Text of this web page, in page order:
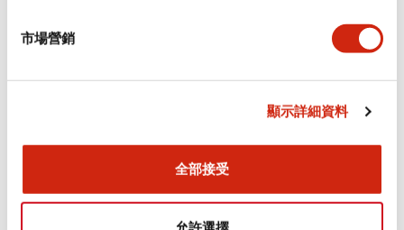
市場營銷
顯示詳細資料
全部接受
環境規範